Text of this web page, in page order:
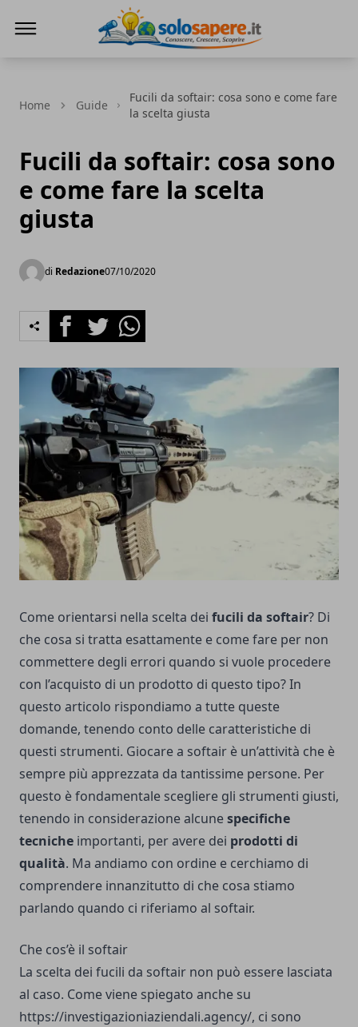
Home Guide
Fucili da softair: cosa sono e come fare
la scelta giusta
Fucili da softair: cosa sono
e come fare la scelta
giusta
di Redazione07/10/2020
FacebookTwitterWhatsapp
Come orientarsi nella scelta dei fucili da softair? Di
che cosa si tratta esattamente e come fare per non
commettere degli errori quando si vuole procedere
con l’acquisto di un prodotto di questo tipo? In
questo articolo rispondiamo a tutte queste
domande, tenendo conto delle caratteristiche di
questi strumenti. Giocare a softair è un’attività che è
sempre più apprezzata da tantissime persone. Per
questo è fondamentale scegliere gli strumenti giusti,
tenendo in considerazione alcunespecifiche
tecniche importanti, per avere dei prodotti di
qualità. Ma andiamo con ordine e cerchiamo di
comprendere innanzitutto di che cosa stiamo
parlando quando ci riferiamo al softair.
Che cos’è il softair
La scelta dei fucili da softair non può essere lasciata
al caso. Come viene spiegato anche su
https://investigazioniaziendali.agency/, ci sono